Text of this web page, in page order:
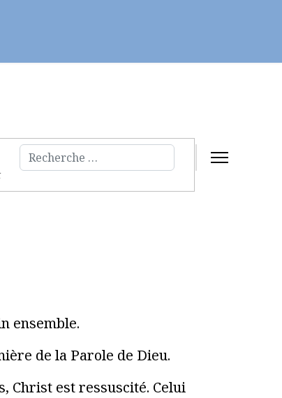
Rechercher
ensemble.
de la Parole de Dieu.
Christ est ressuscité. Celui